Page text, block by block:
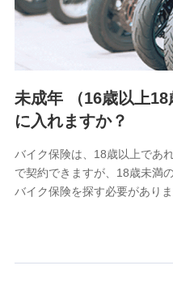
アンケートやキャンペーン
上記に係る連絡・手続き・
5.通話録音にて取得する
電話対応の品質向上および
6.採用応募者の個人情報
採用選考および入社手続を
7.社員（従業者）の個人
退職関連処理等の各種手続
未成年 （16歳以上
に入れますか？
バイク保険は、18歳以上であ
で契約できますが、18歳未満
バイク保険を探す必要があり